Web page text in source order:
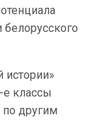
классы
другим